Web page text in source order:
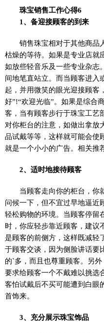
珠宝销售工作心得6
1、备迎接顾客的到来
销售珠宝相对于其他商品
枯燥的等待。如果是专业店就
如放些轻音乐及一些专业杂志
间地笔直站立。而当顾客进入
起，并用微笑的眼光迎接顾客
好”!“欢迎光临”。如果是综合
客，当有顾客步行于珠宝工艺
对你柜台的注意，如做出拿放
品试戴等等，这样就可能会使
就是一个小小的广告。相关推
2、适时地接待顾客
当顾客走向你的柜台，你
问候一下，但不宜过早地逼近
轻松购物的环境。当顾客停留
时，你应轻步靠近顾客，建议
是顾客的前侧方，这样既减轻
于顾客交谈，因为侧脸讲话要
的`多，而且也尊重顾客。另
要求给顾客一个不戴难以挑选
客怕试戴后不买可能遭到白眼
首饰来。
3、充分展示珠宝饰品